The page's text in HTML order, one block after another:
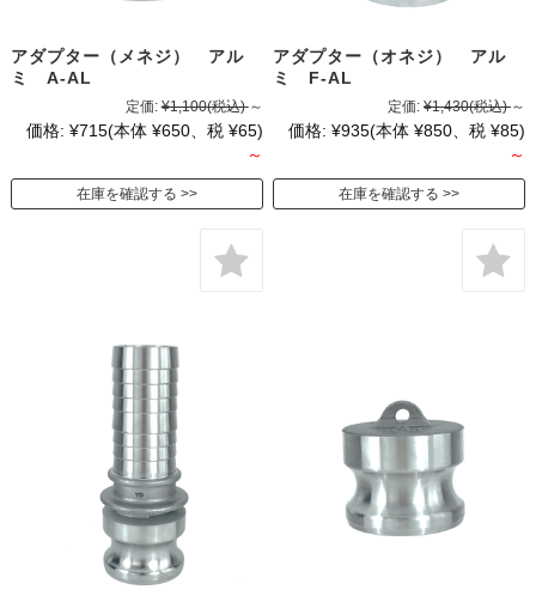
アダプター（メネジ） アル
ミ A-AL
定価: ¥1,100(税込) ～
価格: ¥715(本体 ¥650、税 ¥65)
～
在庫を確認する
アダプター（オネジ） アル
ミ F-AL
定価: ¥1,430(税込) ～
価格: ¥935(本体 ¥850、税 ¥85)
～
在庫を確認する